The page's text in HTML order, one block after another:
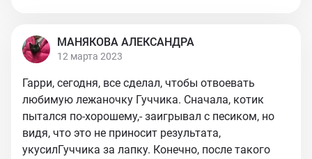
МАНЯКОВА АЛЕКСАНДРА
12 марта 2023
Гарри, сегодня, все сделал, чтобы отвоевать
любимую лежаночку Гуччика. Сначала, котик
пытался по-хорошему,- заигрывал с песиком, но
видя, что это не приносит результата,
укусилГуччика за лапку. Конечно, после такого